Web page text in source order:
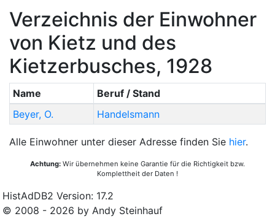
Verzeichnis der Einwohner
von Kietz und des
Kietzerbusches, 1928
Name
Beruf / Stand
Beyer, O. Handelsmann
Alle Einwohner unter dieser Adresse finden Sie hier.
Achtung: Wir übernehmen keine Garantie für die Richtigkeit bzw.
Komplettheit der Daten !
HistAdDB2 Version: 17.2
© 2008 - 2026 by Andy Steinhauf